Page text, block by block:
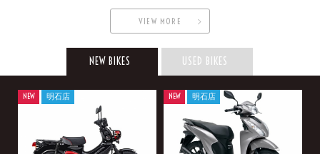
VIEW MORE
NEW BIKES USED BIKES
NEW 明石店 NEW 明石店